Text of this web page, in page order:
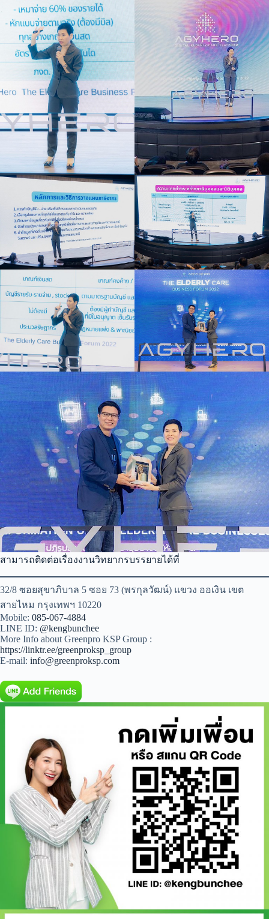
สามารถติดต่อเรื่องงานวิทยากรบรรยายได้ที่
32/8 ซอยสุขาภิบาล 5 ซอย 73 (พรกุลวัฒน์) แขวง ออเงิน เขต
สายไหม กรุงเทพฯ 10220
Mobile: 085-067-4884
LINE ID: @kengbunchee
More Info about Greenpro KSP Group :
https://linktr.ee/greenproksp_group
E-mail: info@greenproksp.com